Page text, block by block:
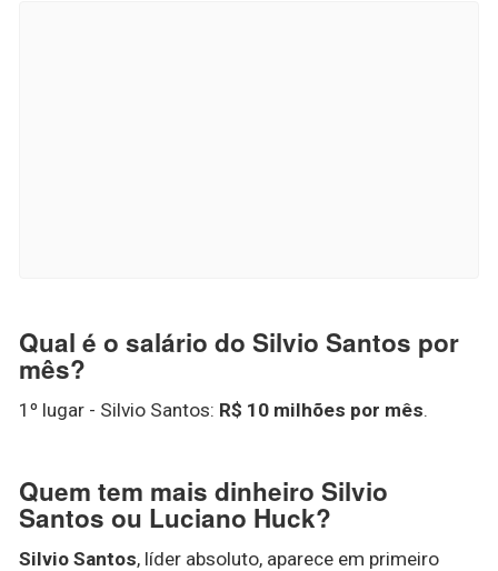
Qual é o salário do Silvio Santos por
mês?
1º lugar - Silvio Santos: R$ 10 milhões por mês.
Quem tem mais dinheiro Silvio
Santos ou Luciano Huck?
Silvio Santos, líder absoluto, aparece em primeiro